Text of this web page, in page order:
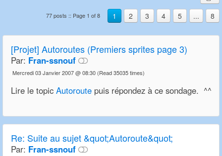
1 2 3 4 5 ... 8
77 posts :: Page 1 of 8
[Projet] Autoroutes (Premiers sprites page 3)
Par: Fran-ssnouf
Mercredi 03 Janvier 2007 @ 08:30 (Read 35035 times)
Lire le topic Autoroute puis répondez à ce sondage. ^^
Re: Suite au sujet &quot;Autoroute&quot;
Par: Fran-ssnouf